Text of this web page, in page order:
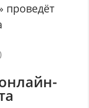
проведёт